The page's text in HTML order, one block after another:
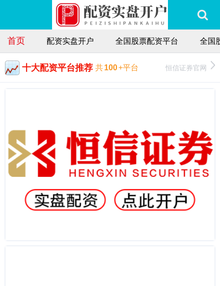
首页 配资实盘开户 全国股票配资平台 全国
十大配资平台推荐 共100+平台 恒信证券官网